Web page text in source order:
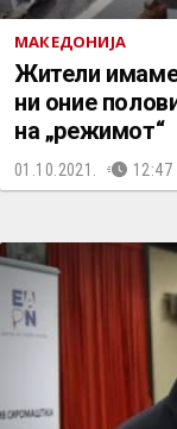
МАКЕДОНИЈА
Жители имаме
ни оние
на „режимот“
01.10.2021. 12:47